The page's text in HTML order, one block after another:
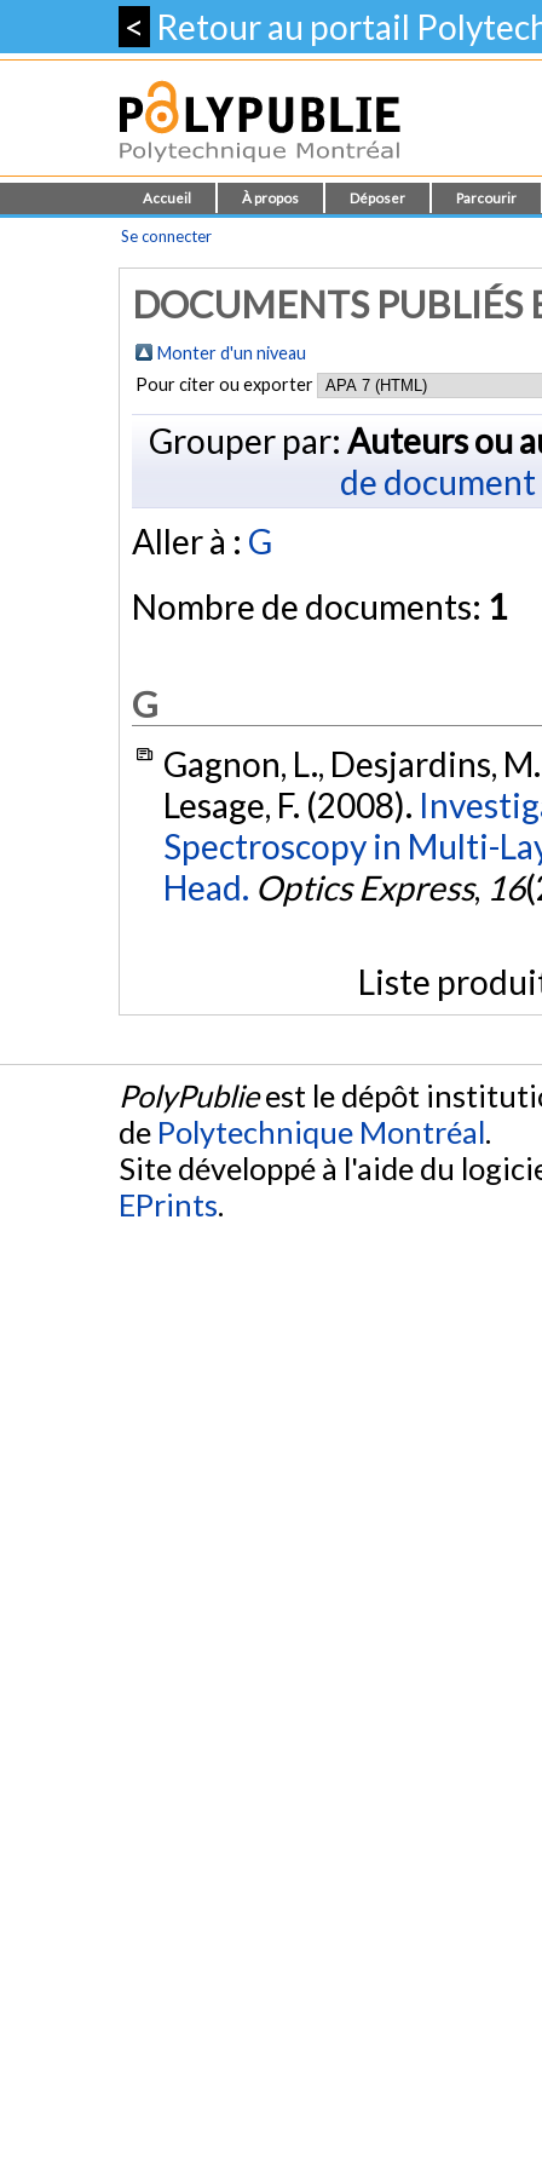
< Retour au portail
Accueil À propos Déposer Parcourir
Se connecter
DOCUMENTS PUBLIÉS
Monter d'un niveau
Pour citer ou exporter
Grouper par: Auteurs ou
de document
Aller à : G
Nombre de documents: 1
G
Gagnon, L., Desjardins,
Lesage, F. (2008).
Spectroscopy in Multi-
Head. Optics Express, 16
Liste
PolyPublieest le dépôt
de Polytechnique Montréal.
Site développé à l'aide du
EPrints.